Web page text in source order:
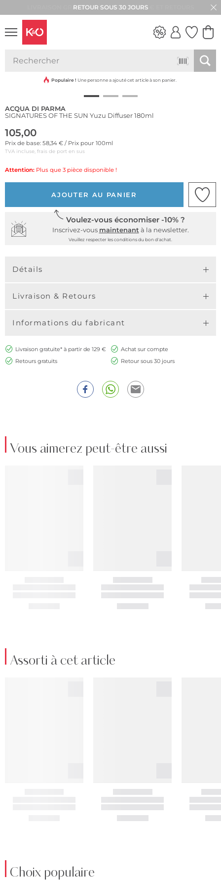
RETOUR SOUS 30 JOURS
VIBES
Populaire ! Une personne a ajouté cet article à son panier.
ACQUA DI PARMA
SIGNATURES OF THE SUN Yuzu Diffuser 180ml
105,00
Prix de base: 58,34 € / Prix pour 100ml
TVA incluse, frais de port en sus
Attention: Plus que 3 pièce disponible !
AJOUTER AU PANIER
Voulez-vous économiser -10% ?
Inscrivez-vous maintenant à la newsletter.
Veuillez respecter les conditions du bon d'achat.
Détails
Livraison & Retours
Informations du fabricant
Livraison gratuite* à partir de 129 €
Achat sur compte
Retours gratuits
Retour sous 30 jours
Vous aimerez peut-être aussi
Assorti à cet article
Choix populaire